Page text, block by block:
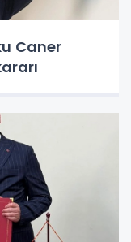
Caner